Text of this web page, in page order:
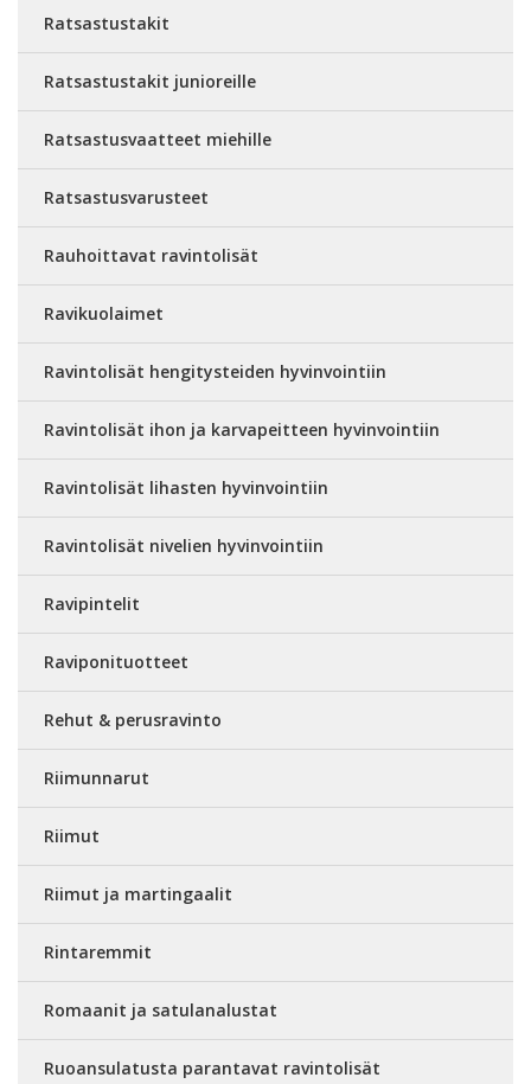
Ratsastustakit
Ratsastustakit junioreille
Ratsastusvaatteet miehille
Ratsastusvarusteet
Rauhoittavat ravintolisät
Ravikuolaimet
Ravintolisät hengitysteiden hyvinvointiin
Ravintolisät ihon ja karvapeitteen hyvinvointiin
Ravintolisät lihasten hyvinvointiin
Ravintolisät nivelien hyvinvointiin
Ravipintelit
Raviponituotteet
Rehut & perusravinto
Riimunnarut
Riimut
Riimut ja martingaalit
Rintaremmit
Romaanit ja satulanalustat
Ruoansulatusta parantavat ravintolisät